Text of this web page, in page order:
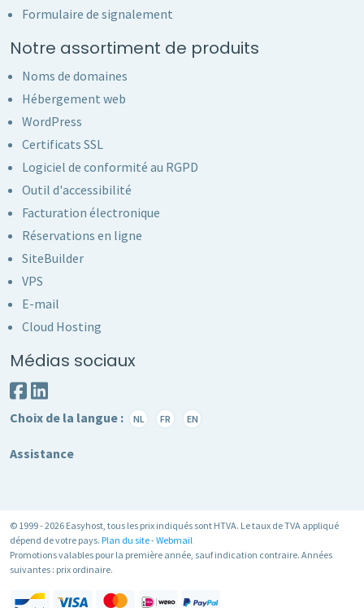
Formulaire de signalement
Notre assortiment de produits
Noms de domaines
Hébergement web
WordPress
Certificats SSL
Logiciel de conformité au RGPD
Outil d'accessibilité
Facturation électronique
Réservations en ligne
SiteBuilder
VPS
E-mail
Cloud Hosting
Médias sociaux
Choix de la langue : NL FR EN
Assistance
© 1999 - 2026 Easyhost, tous les prix indiqués sont HTVA. Le taux de TVA appliqué
dépend de votre pays. Plan du site-Webmail
Promotions valables pour la première année, sauf indication contraire. Années
suivantes : prix ordinaire.